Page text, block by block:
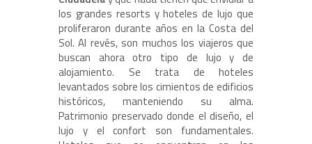
los grandes resorts y hoteles de lujo que
proliferaron durante años en la Costa del
Sol. Al revés, son muchos los viajeros que
buscan ahora otro tipo de lujo y de
alojamiento. Se trata de hoteles
levantados sobre los cimientos de edificios
históricos, manteniendo su alma.
Patrimonio preservado donde el diseño, el
lujo y el confort son fundamentales.